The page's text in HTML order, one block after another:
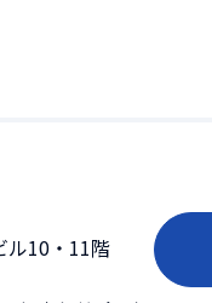
ル10・11階